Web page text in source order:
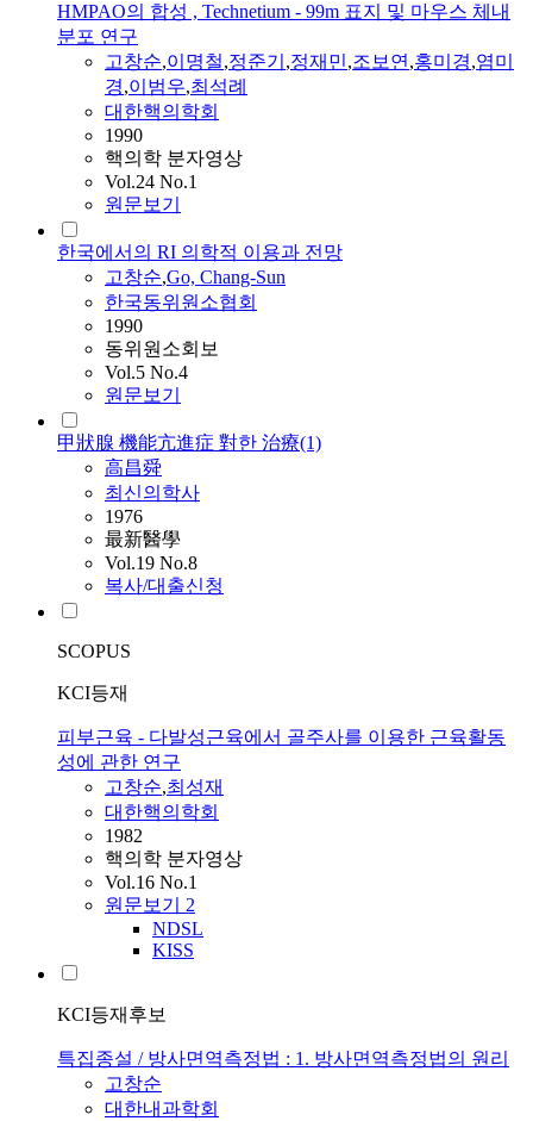
HMPAO의 합성 , Technetium - 99m 표지 및 마우스 체내
분포 연구
고창순,이명철,정준기 ,정재민,조보연,홍미경,염미
경,이범우,최석례
대한핵의학회
1990
핵의학 분자영상
Vol.24 No.1
원문보기
한국에서의 RI 의학적 이용과 전망
고창순,Go, Chang-Sun
한국동위원소협회
1990
동위원소회보
Vol.5 No.4
원문보기
甲狀腺 機能亢進症 對한 治療(1)
高昌舜
최신의학사
1976
最新醫學
Vol.19 No.8
복사/대출신청
SCOPUS
KCI등재
피부근육 - 다발성근육에서 골주사를 이용한 근육활동
성에 관한 연구
고창순,최성재
대한핵의학회
1982
핵의학 분자영상
Vol.16 No.1
원문보기 2
NDSL
KISS
KCI등재후보
특집종설 / 방사면역측정법 : 1. 방사면역측정법의 원리
고창순
대한내과학회